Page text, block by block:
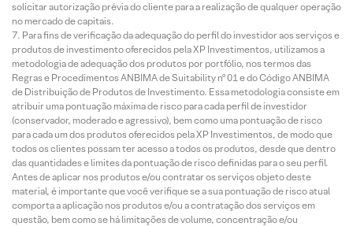
solicitar autorização prévia do cliente para a realização de qualquer operação
no mercado de capitais.
Para fins de verificação da adequação do perfil do investidor aos serviços e
produtos de investimento oferecidos pela XP Investimentos, utilizamos a
metodologia de adequação dos produtos por portfólio, nos termos das
Regras e Procedimentos ANBIMA de Suitability nº 01 e do Código ANBIMA
de Distribuição de Produtos de Investimento. Essa metodologia consiste em
atribuir uma pontuação máxima de risco para cada perfil de investidor
(conservador, moderado e agressivo), bem como uma pontuação de risco
para cada um dos produtos oferecidos pela XP Investimentos, de modo que
todos os clientes possam ter acesso a todos os produtos, desde que dentro
das quantidades e limites da pontuação de risco definidas para o seu perfil.
Antes de aplicar nos produtos e/ou contratar os serviços objeto deste
material, é importante que você verifique se a sua pontuação de risco atual
comporta a aplicação nos produtos e/ou a contratação dos serviços em
questão, bem como se há limitações de volume, concentração e/ou